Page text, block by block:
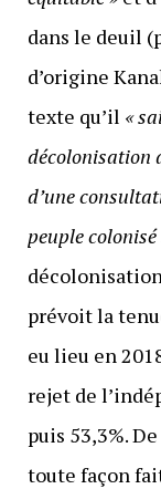
dans le deuil
d’origine
texte qu’il «
décolonisation
d’une
peuple colonisé
prévoit la
eu lieu en
rejet de
puis 53,3%.
toute façon